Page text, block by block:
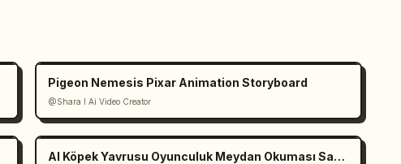
Pigeon Nemesis Pixar Animation Storyboard
@Shara I Ai Video Creator
AI Köpek Yavrusu Oyunculuk Meydan Okuması Sahne Senaryosu